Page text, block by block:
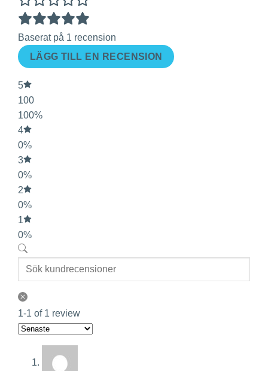
Baserat på 1 recension
LÄGG TILL EN RECENSION
5
100
100%
4
0%
3
0%
2
0%
1
0%
1-1 of 1 review